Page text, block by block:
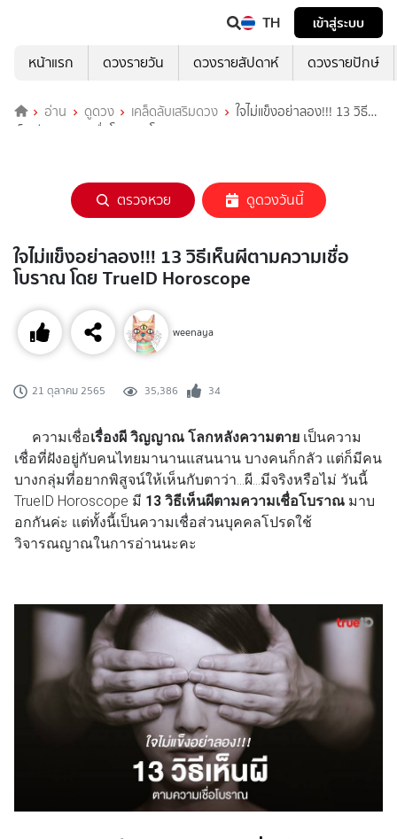
TH
เข้าสู่ระบบ
หน้าแรก
ดวงรายวัน ดวงรายสัปดาห์ ดวงรายปักษ์
อ่าน ดูดวง เคล็ดลับเสริมดวง
ใจไม่แข็งอย่าลอง!!! 13 วิธี
เห็นผีตามความเชื่อโบราณ โดย TrueID Horoscope
ตรวจหวย ดูดวงวันนี้
ใจไม่แข็งอย่าลอง!!! 13 วิธีเห็นผีตามความเชื่อ
โบราณ โดย TrueID Horoscope
weenaya
21 ตุลาคม 2565 35,386 34
ความเชื่อเรื่องผี วิญญาณ โลกหลังความตาย เป็นความ
เชื่อที่ฝังอยู่กับคนไทยมานานแสนนาน บางคนก็กลัว แต่ก็มีคน
บางกลุ่มที่อยากพิสูจน์ให้เห็นกับตาว่า...ผี...มีจริงหรือไม่ วันนี้
TrueID Horoscope มี 13 วิธีเห็นผีตามความเชื่อโบราณ มาบ
อกกันค่ะ แต่ทั้งนี้เป็นความเชื่อส่วนบุคคลโปรดใช้
วิจารณญาณในการอ่านนะคะ